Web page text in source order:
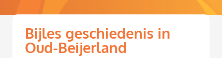
Bijles geschiedenis in
Oud-Beijerland